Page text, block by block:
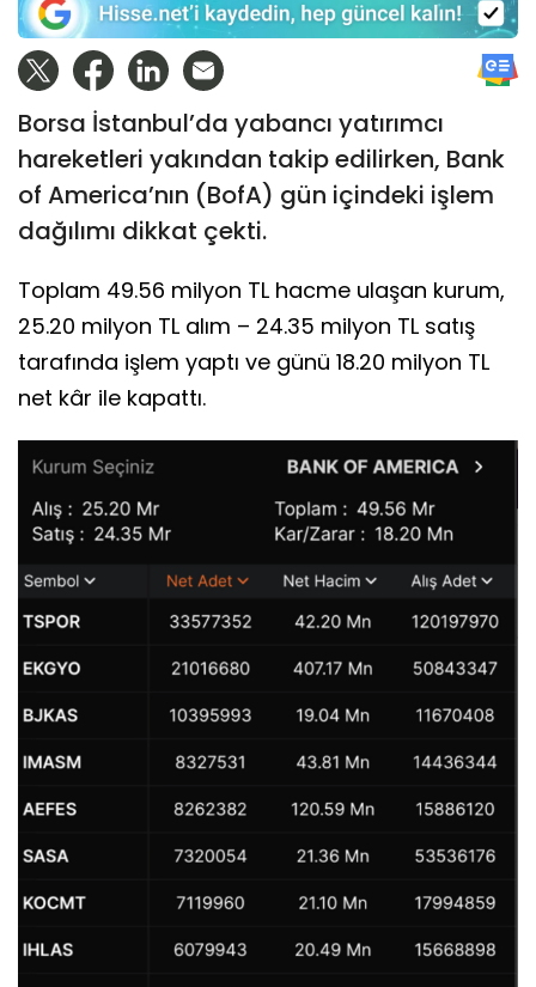
Borsa İstanbul’da yabancı yatırımcı
hareketleri yakından takip edilirken, Bank
of America’nın (BofA) gün içindeki işlem
dağılımı dikkat çekti.
Toplam 49.56 milyon TL hacme ulaşan kurum,
25.20 milyon TL alım – 24.35 milyon TL satış
tarafında işlem yaptı ve günü 18.20 milyon TL
net kâr ile kapattı.